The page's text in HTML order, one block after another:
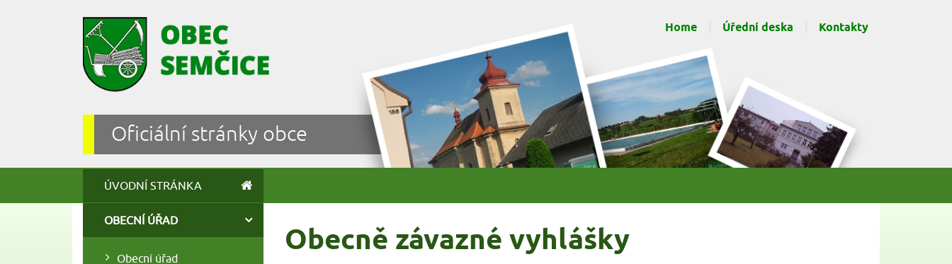
Oficiální stránky obce
Kontakty
Úřední deska
Home
ÚVODNÍ STRÁNKA
OBECNÍ ÚŘAD
Obecní úřad
Obecně závazné vyhlášky